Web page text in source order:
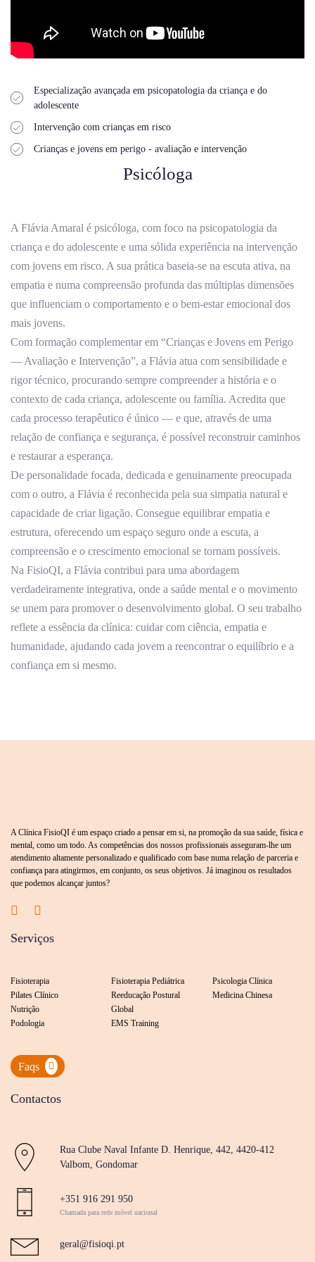
Especialização avançada em psicopatologia da criança e do
adolescente
Intervenção com crianças em risco
Crianças e jovens em perigo - avaliação e intervenção
Psicóloga
A Flávia Amaral é psicóloga, com foco na psicopatologia da
criança e do adolescente e uma sólida experiência na intervenção
com jovens em risco. A sua prática baseia-se na escuta ativa, na
empatia e numa compreensão profunda das múltiplas dimensões
que influenciam o comportamento e o bem-estar emocional dos
mais jovens.
Com formação complementar em “Crianças e Jovens em Perigo
— Avaliação e Intervenção”, a Flávia atua com sensibilidade e
rigor técnico, procurando sempre compreender a história e o
contexto de cada criança, adolescente ou família. Acredita que
cada processo terapêutico é único — e que, através de uma
relação de confiança e segurança, é possível reconstruir caminhos
e restaurar a esperança.
De personalidade focada, dedicada e genuinamente preocupada
com o outro, a Flávia é reconhecida pela sua simpatia natural e
capacidade de criar ligação. Consegue equilibrar empatia e
estrutura, oferecendo um espaço seguro onde a escuta, a
compreensão e o crescimento emocional se tornam possíveis.
Na FisioQI, a Flávia contribui para uma abordagem
verdadeiramente integrativa, onde a saúde mental e o movimento
se unem para promover o desenvolvimento global. O seu trabalho
reflete a essência da clínica: cuidar com ciência, empatia e
humanidade, ajudando cada jovem a reencontrar o equilíbrio e a
confiança em si mesmo.
A Clínica FisioQI é um espaço criado a pensar em si, na promoção da sua saúde, física e
mental, como um todo. As competências dos nossos profissionais asseguram-lhe um
atendimento altamente personalizado e qualificado com base numa relação de parceria e
confiança para atingirmos, em conjunto, os seus objetivos. Já imaginou os resultados
que podemos alcançar juntos?
Serviços
Fisioterapia
Pilates Clínico
Nutrição
Podologia
Fisioterapia Pediátrica
Reeducação Postural
Global
EMS Training
Psicologia Clínica
Medicina Chinesa
Faqs
Contactos
Rua Clube Naval Infante D. Henrique, 442, 4420-412
Valbom, Gondomar
+351 916 291 950
Chamada para rede móvel nacional
geral@fisioqi.pt